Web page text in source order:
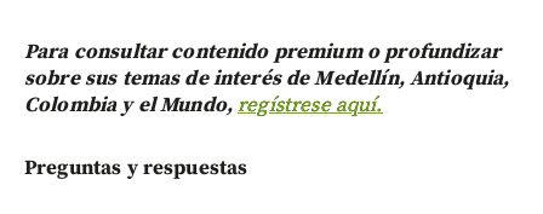
Para consultar contenido premium o profundizar
sobre sus temas de interés de Medellín, Antioquia,
Colombia y el Mundo,regístrese aquí.
Preguntas y respuestas